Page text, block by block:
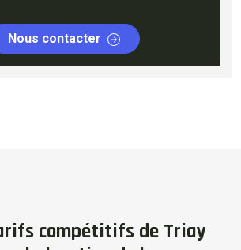
Nous contacter
compétitifs de Triay